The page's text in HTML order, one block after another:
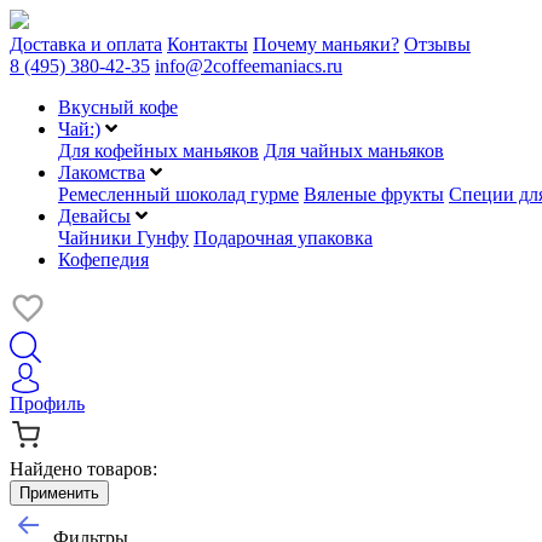
Доставка и оплата Контакты Почему маньяки? Отзывы
8 (495) 380-42-35 info@2coffeemaniacs.ru
Вкусный кофе
Чай:)
Для кофейных маньяков Для чайных маньяков
Лакомства
Ремесленный шоколад гурме Вяленые фрукты Специи
Девайсы
Чайники Гунфу Подарочная упаковка
Кофепедия
Профиль
Найдено товаров:
Применить